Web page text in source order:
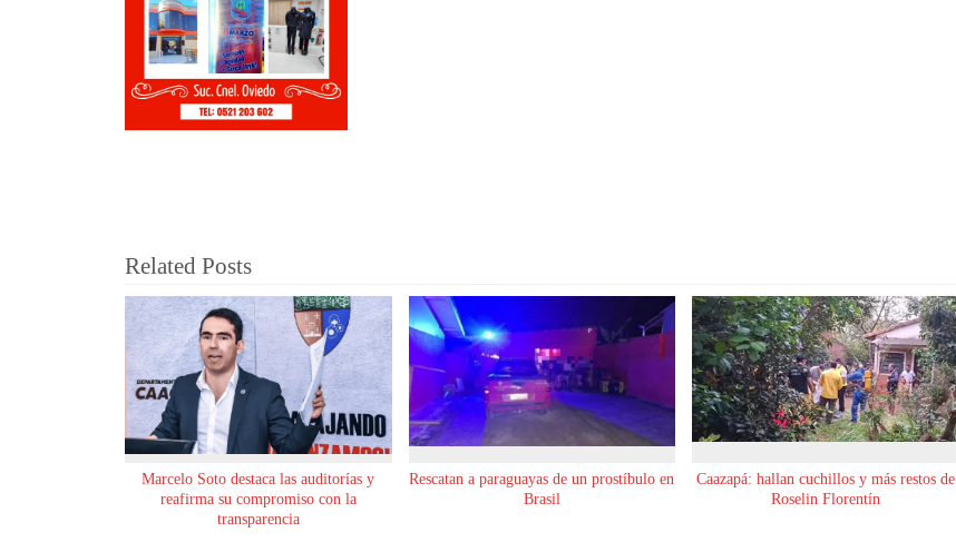
Related Posts
Marcelo Soto destaca las auditorías y
reafirma su compromiso con la
transparencia
Rescatan a paraguayas de un prostíbulo en
Brasil
Caazapá: hallan cuchillos y más restos de
Roselin Florentín